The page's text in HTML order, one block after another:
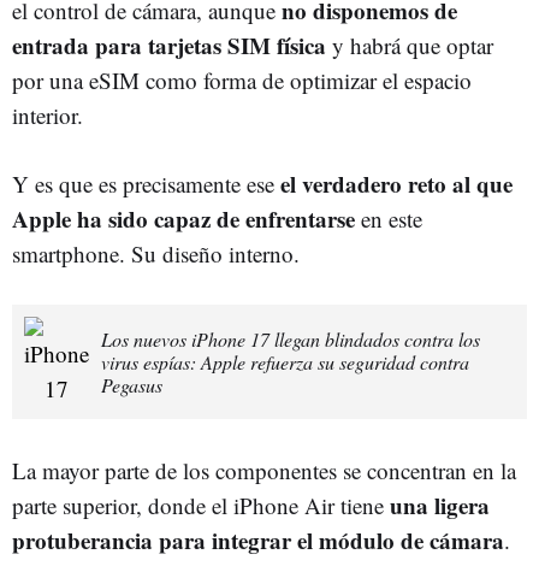
el control de cámara, aunque no disponemos de
entrada para tarjetas SIM física y habrá que optar
por una eSIM como forma de optimizar el espacio
interior.
Y es que es precisamente ese el verdadero reto al que
Apple ha sido capaz de enfrentarse en este
smartphone. Su diseño interno.
Los nuevos iPhone 17 llegan blindados contra los
virus espías: Apple refuerza su seguridad contra
Pegasus
La mayor parte de los componentes se concentran en la
parte superior, donde el iPhone Air tiene una ligera
protuberancia para integrar el módulo de cámara.